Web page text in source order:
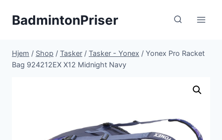
BadmintonPriser
Hjem / Shop / Tasker / Tasker - Yonex / Yonex Pro Racket
Bag 924212EX X12 Midnight Navy